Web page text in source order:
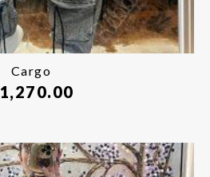
Cargo
1,270.00